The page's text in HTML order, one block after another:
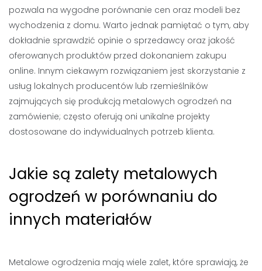
pozwala na wygodne porównanie cen oraz modeli bez
wychodzenia z domu. Warto jednak pamiętać o tym, aby
dokładnie sprawdzić opinie o sprzedawcy oraz jakość
oferowanych produktów przed dokonaniem zakupu
online. Innym ciekawym rozwiązaniem jest skorzystanie z
usług lokalnych producentów lub rzemieślników
zajmujących się produkcją metalowych ogrodzeń na
zamówienie; często oferują oni unikalne projekty
dostosowane do indywidualnych potrzeb klienta.
Jakie są zalety metalowych
ogrodzeń w porównaniu do
innych materiałów
Metalowe ogrodzenia mają wiele zalet, które sprawiają, że